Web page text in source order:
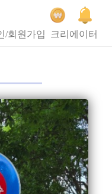
/회원가입 크리에이터